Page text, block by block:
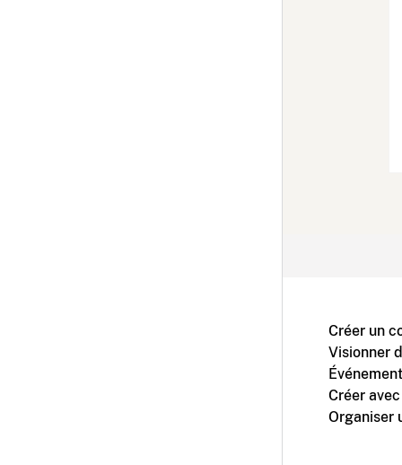
Créer un
Visionner
Créer
Organiser